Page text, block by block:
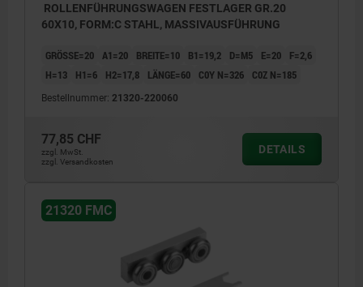
ROLLENFÜHRUNGSWAGEN FESTLAGER GR.20
60X10, FORM:C STAHL, MASSIVAUSFÜHRUNG
GRÖSSE=20 A1=20 BREITE=10 B1=19,2 D=M5 E=20
F=2,6
H=13
H1=6 H2=17,8 LÄNGE=60 C0Y N=326 C0Z N=185
Bestellnummer: 21320-220060
77,85 CHF
zzgl. MwSt.
zzgl. Versandkosten
DETAILS
21320 FMC